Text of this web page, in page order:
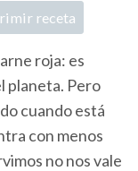
receta
roja: es
planeta. Pero
cuando está
con menos
no nos vale